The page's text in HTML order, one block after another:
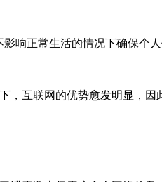
响正常生活的情况下确保个
，互联网的优势愈发明显，